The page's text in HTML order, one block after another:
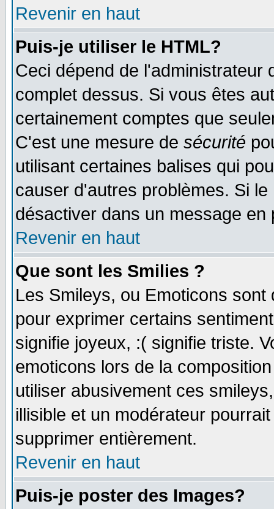
Revenir en haut
Puis-je utiliser le HTML?
Ceci dépend de l'administrateur
complet dessus. Si vous êtes
certainement comptes que
C'est une mesure de sécurité
utilisant certaines balises qui
causer d'autres problèmes. Si
désactiver dans un message
Revenir en haut
Que sont les Smilies ?
Les Smileys, ou Emoticons
pour exprimer certains
signifie joyeux, :( signifie triste.
emoticons lors de la
utiliser abusivement ces
illisible et un modérateur
supprimer entièrement.
Revenir en haut
Puis-je poster des Images?